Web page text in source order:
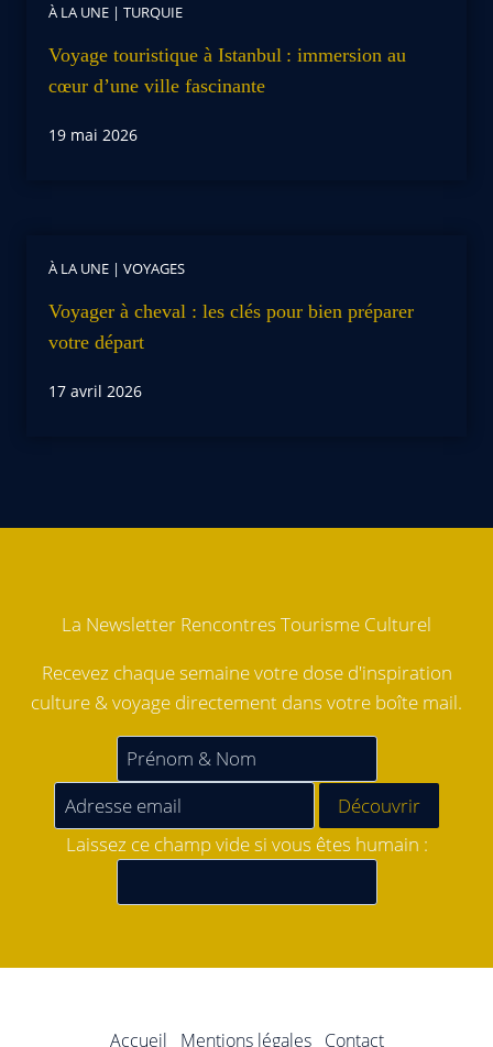
À LA UNE | TURQUIE
Voyage touristique à Istanbul : immersion au
cœur d’une ville fascinante
19 mai 2026
À LA UNE | VOYAGES
Voyager à cheval : les clés pour bien préparer
votre départ
17 avril 2026
La Newsletter Rencontres Tourisme Culturel
Recevez chaque semaine votre dose d'inspiration
culture & voyage directement dans votre boîte mail.
Laissez ce champ vide si vous êtes humain :
Accueil Mentions légales Contact